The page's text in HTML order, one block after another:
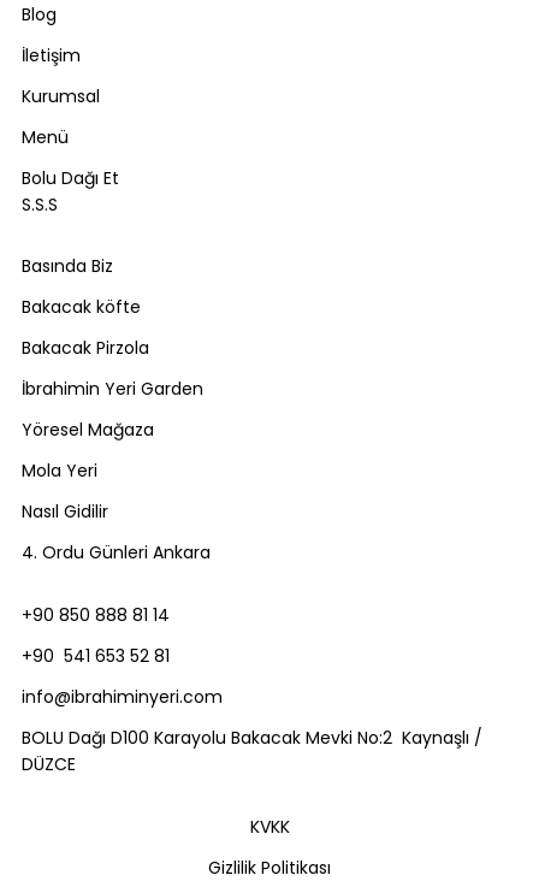
Blog
İletişim
Kurumsal
Menü
Bolu Dağı Et
S.S.S
Basında Biz
Bakacak köfte
Bakacak Pirzola
İbrahimin Yeri Garden
Yöresel Mağaza
Mola Yeri
Nasıl Gidilir
4. Ordu Günleri Ankara
+90 850 888 81 14
+90 541 653 52 81
info@ibrahiminyeri.com
BOLU Dağı D100 Karayolu Bakacak Mevki No:2 Kaynaşlı /
DÜZCE
KVKK
Gizlilik Politikası